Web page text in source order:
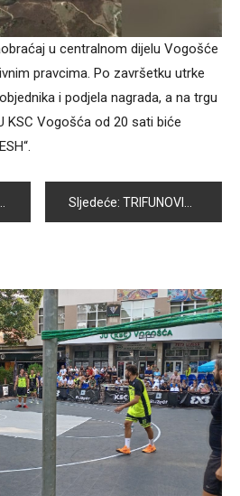
u centralnom dijelu Vogošće
pravcima. Po završetku utrke
i podjela nagrada, a na trgu
KSC Vogošća od 20 sati biće
Sljedeće: TRIFUNOVIĆ: VJEROVATNO DA JE DOKUMENTE POTPISAO OPTUŽENI